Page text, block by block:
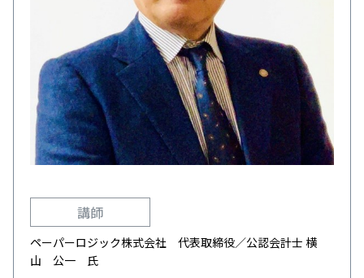
講師
ペーパーロジック株式会社 代表取締役／公認会計士 横
山 公一 氏